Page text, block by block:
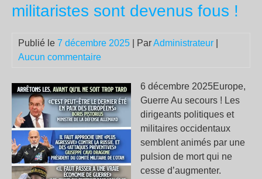
militaristes sont devenus fous !
Publié le 7 décembre 2025 | ParAdministrateur
Aucun commentaire
6 décembre 2025Europe,
Guerre Au secours ! Les
dirigeants politiques et
militaires occidentaux
semblent animés par une
pulsion de mort qui ne
cesse d’augmenter.